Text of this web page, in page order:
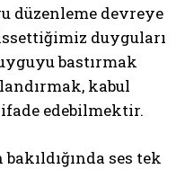
düzenleme devreye
duyguları
bastırmak
kabul
edebilmektir.
ses tek